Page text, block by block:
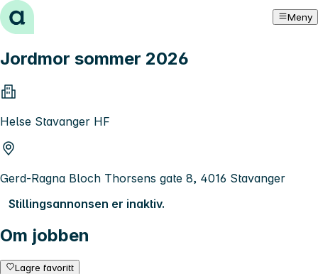
Hopp til innhold Meny
Jordmor sommer 2026
Helse Stavanger HF
Gerd-Ragna Bloch Thorsens gate 8, 4016 Stavanger
Stillingsannonsen er inaktiv.
Om jobben
Lagre favoritt